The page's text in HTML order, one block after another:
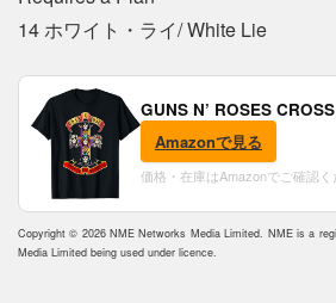
14 ホワイト・ライ/ White Lie
GUNS N’ ROSES
Amazonで見る
価格・在庫はAmazonでご確認く
Copyright © 2026 NME Networks Media Limited. NME is a
Media Limited being used under licence.